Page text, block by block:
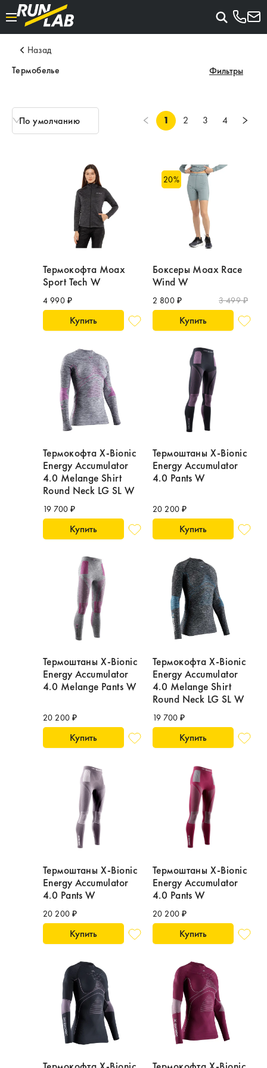
Назад
Термобелье
Фильтры
По умолчанию 1 2 3 4
Термокофта Moax
Sport Tech W
4 990 ₽
Купить
20%
Боксеры Moax Race
Wind W
2 800 ₽ 3 499 ₽
Купить
Термокофта X-Bionic
Energy Accumulator
4.0 Melange Shirt
Round Neck LG SL W
19 700 ₽
Купить
Термоштаны X-Bionic
Energy Accumulator
4.0 Pants W
20 200 ₽
Купить
Термоштаны X-Bionic
Energy Accumulator
4.0 Melange Pants W
20 200 ₽
Купить
Термокофта X-Bionic
Energy Accumulator
4.0 Melange Shirt
Round Neck LG SL W
19 700 ₽
Купить
Термоштаны X-Bionic
Energy Accumulator
4.0 Pants W
20 200 ₽
Купить
Термоштаны X-Bionic
Energy Accumulator
4.0 Pants W
20 200 ₽
Купить